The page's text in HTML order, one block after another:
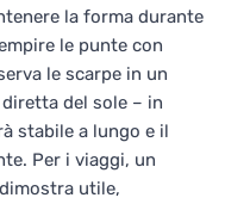
la forma durante
le punte con
le scarpe in un
del sole – in
stabile a lungo e il
Per i viaggi, un
utile,